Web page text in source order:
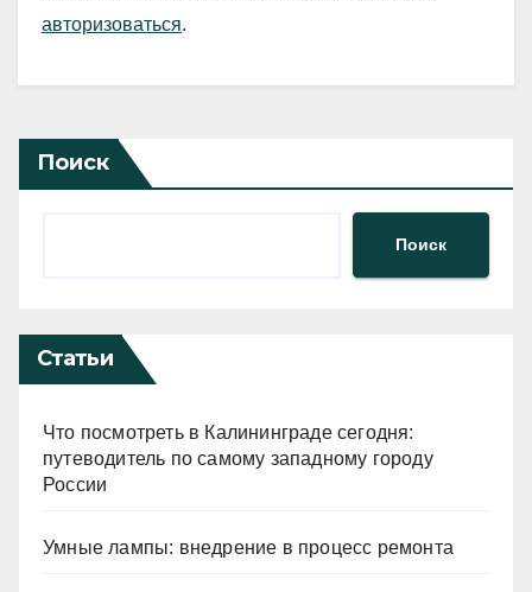
авторизоваться.
Поиск
Поиск
Статьи
Что посмотреть в Калининграде сегодня:
путеводитель по самому западному городу
России
Умные лампы: внедрение в процесс ремонта